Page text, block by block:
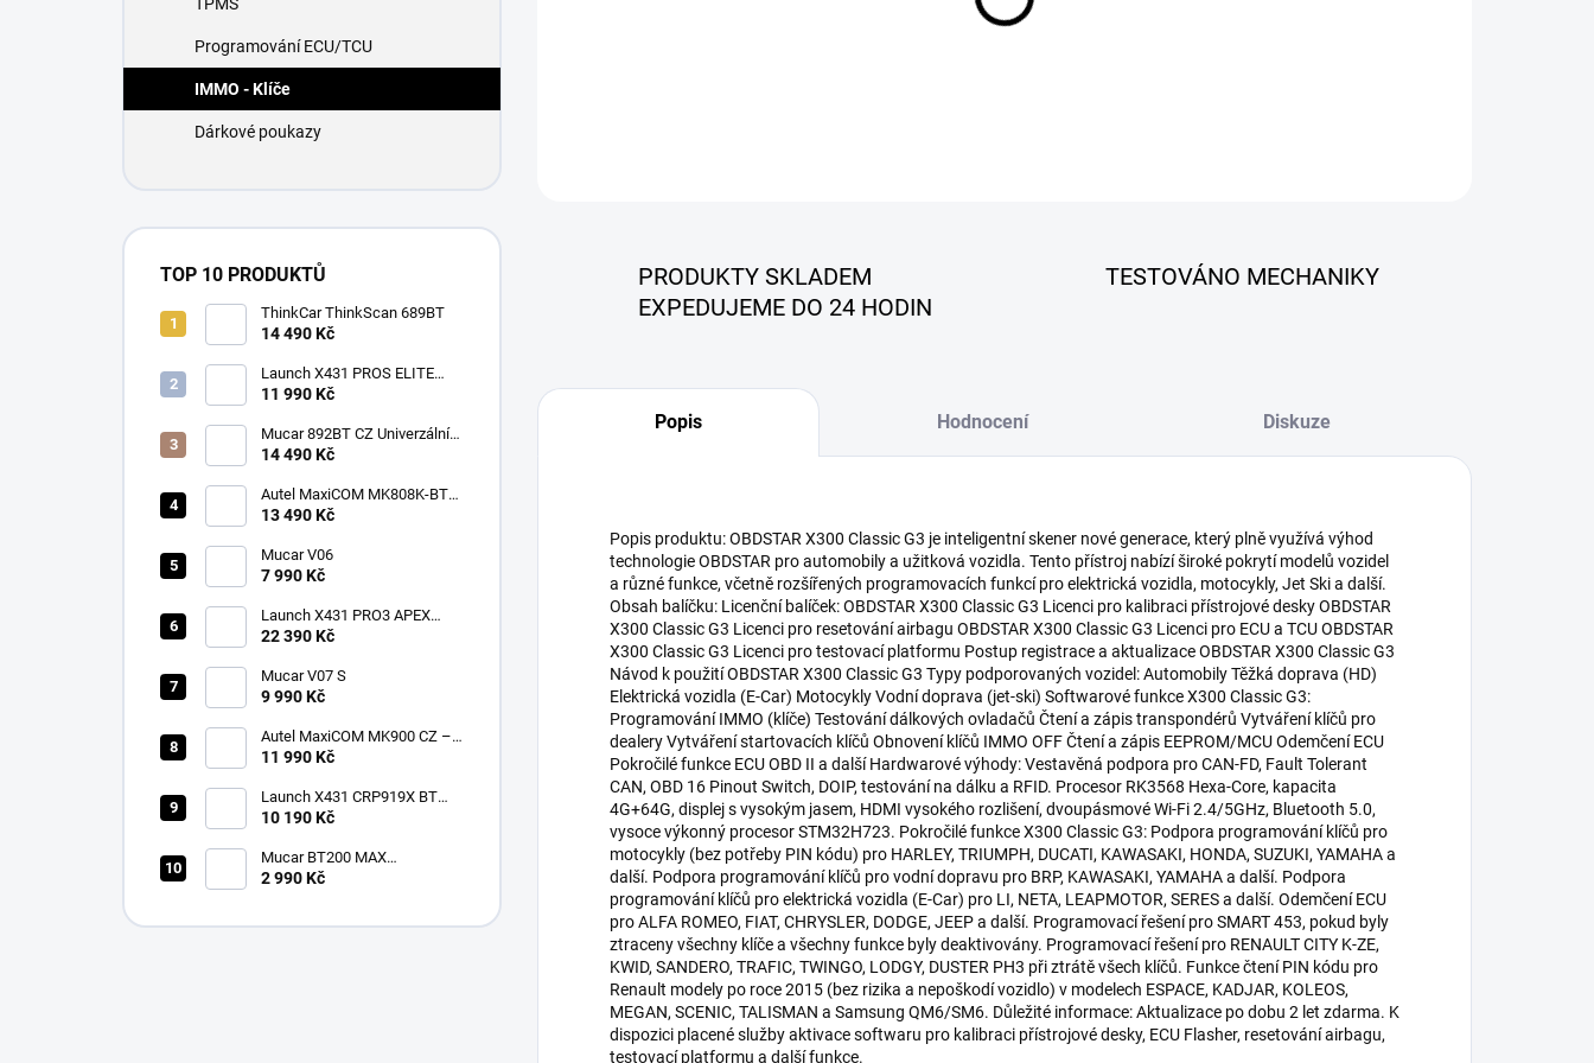
a
e
Programování ECU/TCU
IMMO - Klíče
Dárkové poukazy
TOP 10 PRODUKTŮ
ThinkCar ThinkScan 689BT
14 490 Kč
Launch X431 PROS ELITE
2026
11 990 Kč
Mucar 892BT CZ Univerzální
diagnostika , CAN-FD, DOIP
14 490 Kč
Autel MaxiCOM MK808K-BT
CZ
13 490 Kč
Mucar V06
7 990 Kč
Launch X431 PRO3 APEX
2026 CZ
22 390 Kč
Mucar V07 S
9 990 Kč
Autel MaxiCOM MK900 CZ –
2026 profesionální
11 990 Kč
Launch X431 CRP919X BT
Bluetooth
10 190 Kč
Mucar BT200 MAX
multiznačková diagnostika v
2 990 Kč
PRODUKTY SKLADEM
EXPEDUJEME DO 24 HODIN
TESTOVÁNO MECHANIKY
Popis Hodnocení Diskuze
Popis produktu: OBDSTAR X300 Classic G3 je inteligentní skener nové generace, který plně využívá výhod
technologie OBDSTAR pro automobily a užitková vozidla. Tento přístroj nabízí široké pokrytí modelů vozidel
a různé funkce, včetně rozšířených programovacích funkcí pro elektrická vozidla, motocykly, Jet Ski a další.
Obsah balíčku: Licenční balíček: OBDSTAR X300 Classic G3 Licenci pro kalibraci přístrojové desky OBDSTAR
X300 Classic G3 Licenci pro resetování airbagu OBDSTAR X300 Classic G3 Licenci pro ECU a TCU OBDSTAR
X300 Classic G3 Licenci pro testovací platformu Postup registrace a aktualizace OBDSTAR X300 Classic G3
Návod k použití OBDSTAR X300 Classic G3 Typy podporovaných vozidel: Automobily Těžká doprava (HD)
Elektrická vozidla (E-Car) Motocykly Vodní doprava (jet-ski) Softwarové funkce X300 Classic G3:
Programování IMMO (klíče) Testování dálkových ovladačů Čtení a zápis transpondérů Vytváření klíčů pro
dealery Vytváření startovacích klíčů Obnovení klíčů IMMO OFF Čtení a zápis EEPROM/MCU Odemčení ECU
Pokročilé funkce ECU OBD II a další Hardwarové výhody: Vestavěná podpora pro CAN-FD, Fault Tolerant
CAN, OBD 16 Pinout Switch, DOIP, testování na dálku a RFID. Procesor RK3568 Hexa-Core, kapacita
4G+64G, displej s vysokým jasem, HDMI vysokého rozlišení, dvoupásmové Wi-Fi 2.4/5GHz, Bluetooth 5.0,
vysoce výkonný procesor STM32H723. Pokročilé funkce X300 Classic G3: Podpora programování klíčů pro
motocykly (bez potřeby PIN kódu) pro HARLEY, TRIUMPH, DUCATI, KAWASAKI, HONDA, SUZUKI, YAMAHA a
další. Podpora programování klíčů pro vodní dopravu pro BRP, KAWASAKI, YAMAHA a další. Podpora
programování klíčů pro elektrická vozidla (E-Car) pro LI, NETA, LEAPMOTOR, SERES a další. Odemčení ECU
pro ALFA ROMEO, FIAT, CHRYSLER, DODGE, JEEP a další. Programovací řešení pro SMART 453, pokud byly
ztraceny všechny klíče a všechny funkce byly deaktivovány. Programovací řešení pro RENAULT CITY K-ZE,
KWID, SANDERO, TRAFIC, TWINGO, LODGY, DUSTER PH3 při ztrátě všech klíčů. Funkce čtení PIN kódu pro
Renault modely po roce 2015 (bez rizika a nepoškodí vozidlo) v modelech ESPACE, KADJAR, KOLEOS,
MEGAN, SCENIC, TALISMAN a Samsung QM6/SM6. Důležité informace: Aktualizace po dobu 2 let zdarma. K
dispozici placené služby aktivace softwaru pro kalibraci přístrojové desky, ECU Flasher, resetování airbagu,
testovací platformu a další funkce.